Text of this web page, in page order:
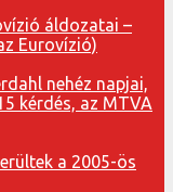
áldozatai –
Eurovízió)
nehéz napjai,
kérdés, az MTVA
a 2005-ös